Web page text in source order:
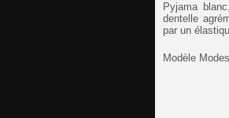
Pyjama
dentelle
par un
Modèle